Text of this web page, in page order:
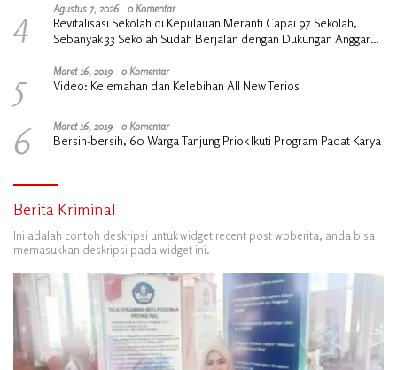
4 Agustus 7, 2026 0 Komentar
Revitalisasi Sekolah di Kepulauan Meranti Capai 97 Sekolah,
Sebanyak 33 Sekolah Sudah Berjalan dengan Dukungan Anggaran
5 Maret 16, 2019 0 Komentar
Video: Kelemahan dan Kelebihan All New Terios
6 Maret 16, 2019 0 Komentar
Bersih-bersih, 60 Warga Tanjung Priok Ikuti Program Padat Karya
Berita Kriminal
Ini adalah contoh deskripsi untuk widget recent post wpberita, anda bisa
memasukkan deskripsi pada widget ini.